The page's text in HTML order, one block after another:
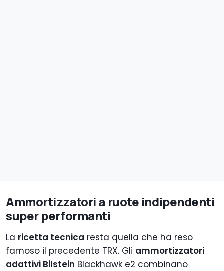
Ammortizzatori a ruote indipendenti
super performanti
La ricetta tecnica resta quella che ha reso
famoso il precedente TRX. Gli ammortizzatori
adattivi Bilstein Blackhawk e2 combinano